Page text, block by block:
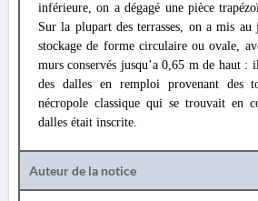
inférieure, on a dégagé une pièce
Sur la plupart des terrasses, on a mis au
stockage de forme circulaire ou ovale,
murs conservés jusqu’a 0,65 m de haut :
des dalles en remploi provenant des
nécropole classique qui se trouvait en
dalles était inscrite.
Auteur de la notice